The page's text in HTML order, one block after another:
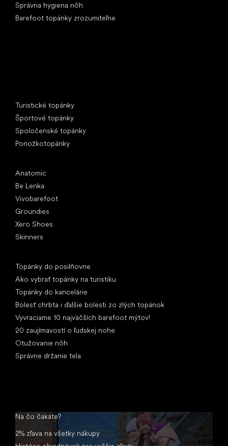
Správna hygiena nôh
Barefoot topánky zrozumiteľne
Turistické topánky
Športové topánky
Spoločenské topánky
Ponožkotopánky
Anatomic
Be Lenka
Vivobarefoot
Groundies
Xero Shoes
Skinners
Topánky do posilňovne
Ako vybrať topánky na turistiku
Topánky do kancelárie
Bolesť chrbta i ďalšie bolesti zo zlých topánok
Vyvraciame 10 najväčších barefoot mýtov!
20 zaujímavostí o ľudskej nohe
Otužovanie nôh
Správne držanie tela
Na čo čakáte?
2% zľava na všetky nákupy